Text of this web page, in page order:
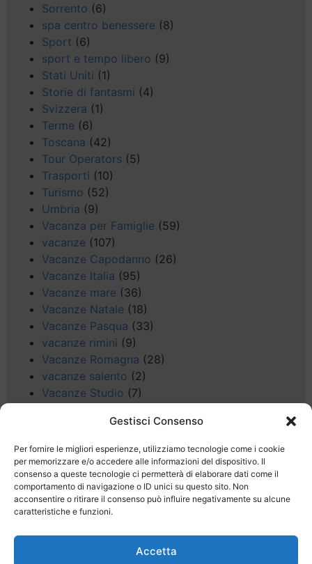
Gestisci Consenso
Per fornire le migliori esperienze, utilizziamo tecnologie come i cookie
per memorizzare e/o accedere alle informazioni del dispositivo. Il
consenso a queste tecnologie ci permetterà di elaborare dati come il
comportamento di navigazione o ID unici su questo sito. Non
acconsentire o ritirare il consenso può influire negativamente su alcune
caratteristiche e funzioni.
Accetta
Sorrento (6)
spa centro benessere (8)
Sport (6)
sport e tempo libero (9)
Stati Uniti (1)
Storie di fantasmi (4)
Svizzera (1)
Terme (6)
Toscana (42)
Tour Operators (5)
Trasporti (10)
Turismo (52)
Umbria (9)
Vacanza per Famiglie (59)
vacanze (107)
Vacanze Capodanno (26)
Vacanze Italia (95)
Vacanze mare (36)
Vacanze Natale (18)
Vacanze Pasqua (33)
vacanze rimini (9)
Vacanze Romagna (28)
vacanze salento (2)
Vacanze Studio (7)
(5)
Veneto (25)
Voli low cost(4)
Web(9)
week end(45)
Wellness(11)